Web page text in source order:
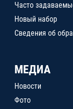
Часто
Новый набор
Сведения об
МЕДИА
Новости
Фото